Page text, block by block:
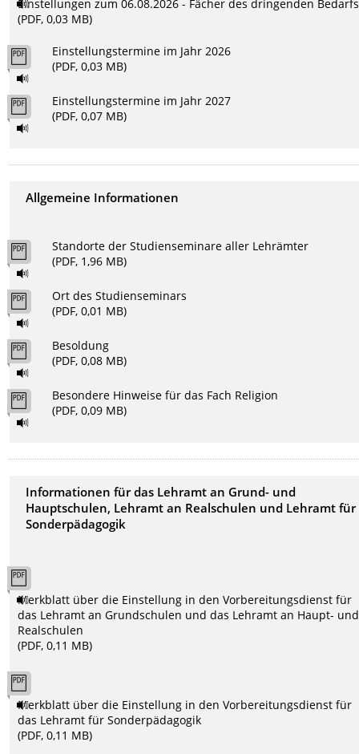
Einstellungen zum 06.08.2026 - Fächer des dringenden Bedarfs
(PDF, 0,03 MB)
Einstellungstermine im Jahr 2026
(PDF, 0,03 MB)
Einstellungstermine im Jahr 2027
(PDF, 0,07 MB)
Allgemeine Informationen
Standorte der Studienseminare aller Lehrämter
(PDF, 1,96 MB)
Ort des Studienseminars
(PDF, 0,01 MB)
Besoldung
(PDF, 0,08 MB)
Besondere Hinweise für das Fach Religion
(PDF, 0,09 MB)
Informationen für das Lehramt an Grund- und
Hauptschulen, Lehramt an Realschulen und Lehramt für
Sonderpädagogik
Merkblatt über die Einstellung in den Vorbereitungsdienst für
das Lehramt an Grundschulen und das Lehramt an Haupt- und
Realschulen
(PDF, 0,11 MB)
Merkblatt über die Einstellung in den Vorbereitungsdienst für
das Lehramt für Sonderpädagogik
(PDF, 0,11 MB)